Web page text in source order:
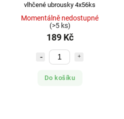
vlhčené ubrousky 4x56ks
Momentálně nedostupné
(>5 ks)
189 Kč
Do košíku